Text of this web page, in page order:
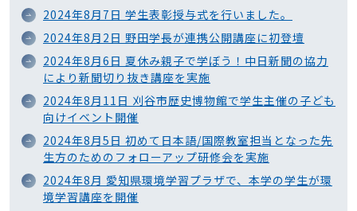
2024年8月7日 学生表彰授与式を行いました。
2024年8月2日 野田学長が連携公開講座に初登壇
2024年8月6日 夏休み親子で学ぼう！中日新聞の協力
により新聞切り抜き講座を実施
2024年8月11日 刈谷市歴史博物館で学生主催の子ども
向けイベント開催
2024年8月5日 初めて日本語/国際教室担当となった先
生方のためのフォローアップ研修会を実施
2024年8月 愛知県環境学習プラザで、本学の学生が環
境学習講座を開催